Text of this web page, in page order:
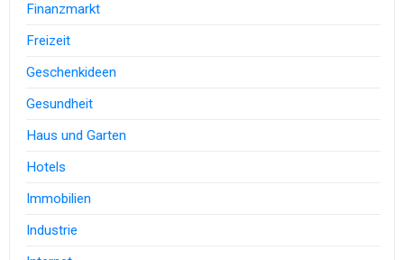
Finanzmarkt
Freizeit
Geschenkideen
Gesundheit
Haus und Garten
Hotels
Immobilien
Industrie